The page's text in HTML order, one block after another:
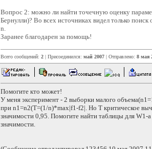
Вопрос 2: можно ли найти точечную оценку
Бернулли)? Во всех источниках видел только
n.
Заранее благодарен за помощь!
Всего сообщений: 2 | Присоединился: май 2007 | Отправлено: 8 мая
Помогите кто может!
У меня эксперимент - 2 выборки малого
при n1=n2(T=(1/n)*max|f1-f2|. Но Т критическое
значимости 0,95. Помогите найти таблицы для W1-
значимости.